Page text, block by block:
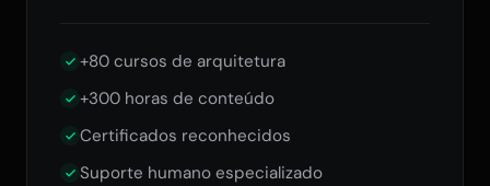
+80 cursos de arquitetura
+300 horas de conteúdo
Certificados reconhecidos
Suporte humano especializado